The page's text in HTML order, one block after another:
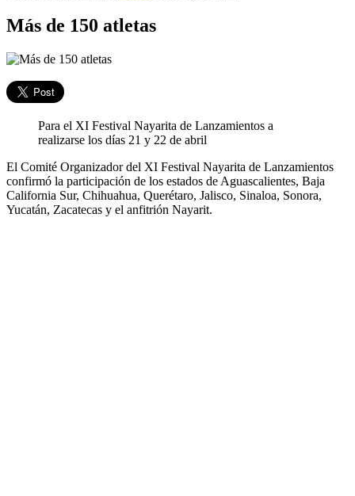
Más de 150 atletas
Para el XI Festival Nayarita de Lanzamientos a
realizarse los días 21 y 22 de abril
El Comité Organizador del XI Festival Nayarita de Lanzamientos
confirmó la participación de los estados de Aguascalientes, Baja
California Sur, Chihuahua, Querétaro, Jalisco, Sinaloa, Sonora,
Yucatán, Zacatecas y el anfitrión Nayarit.